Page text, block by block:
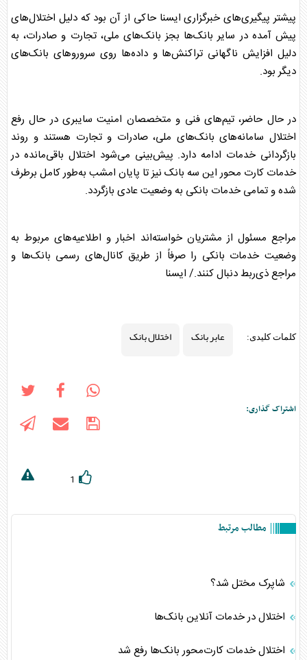
پیشتر پیگیری‌های خبرگزاری ایسنا حاکی از آن بود که دلیل اختلال‌های
پیش آمده در سایر بانک‌ها بجز بانک‌های ملی، تجارت و صادرات، به
دلیل افزایش ناگهانی تراکنش‌ها و داده‌ها روی سرورو‌های بانک‌های
دیگر بود.
در حال حاضر، تیم‌های فنی و متخصصان امنیت سایبری در حال رفع
اختلال سامانه‌های بانک‌های ملی، صادرات و تجارت هستند و روند
بازگردانی خدمات ادامه دارد. پیش‌بینی می‌شود اختلال باقی‌مانده در
خدمات کارت محور این سه بانک نیز تا پایان امشب به‌طور کامل برطرف
شده و تمامی خدمات بانکی به وضعیت عادی بازگردد.
مراجع مسئول از مشتریان خواسته‌اند اخبار و اطلاعیه‌های مربوط به
وضعیت خدمات بانکی را صرفاً از طریق کانال‌های رسمی بانک‌ها و
مراجع ذی‌ربط دنبال کنند./ ایسنا
کلمات کلیدی: عابر بانک اختلال بانک
اشتراک گذاری:
1
مطالب مرتبط
شاپرک مختل شد؟
اختلال در خدمات آنلاین بانک‌ها
اختلال خدمات کارت‌محور بانک‌ها رفع شد